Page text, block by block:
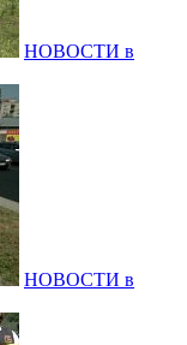
НОВОСТИ в
НОВОСТИ в